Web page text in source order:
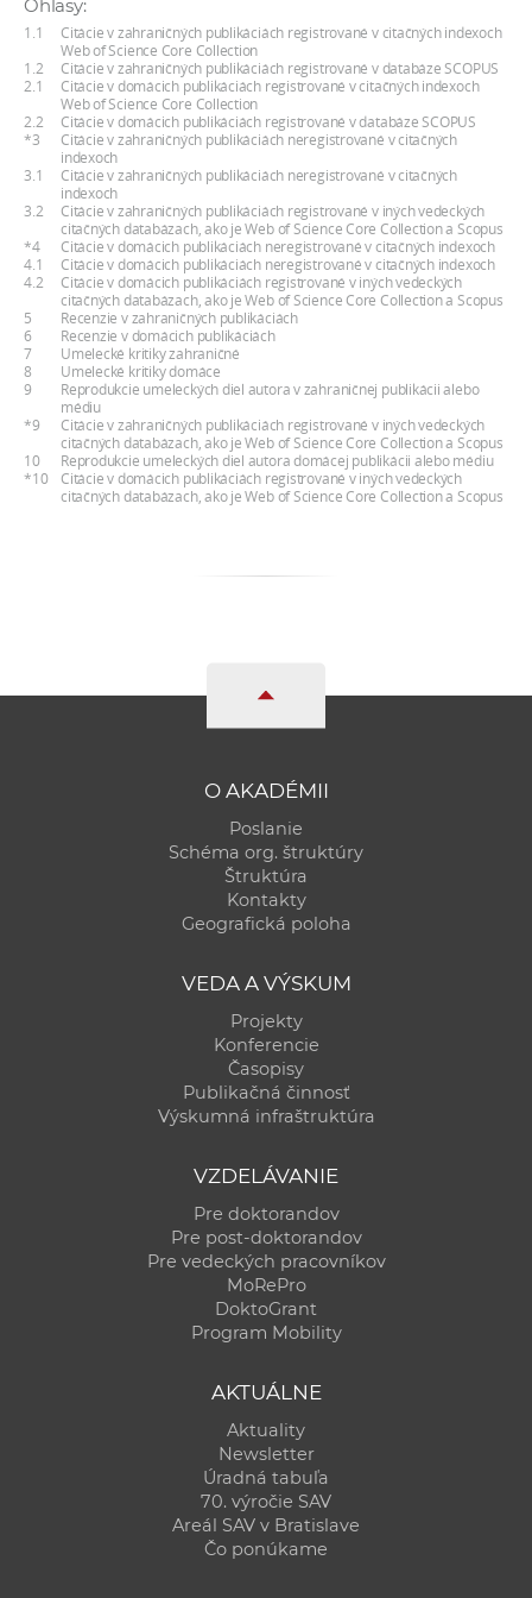
o
n
o
c
h
Ohlasy:
1.1
Citácie v zahraničných publikáciách registrované v citačných indexoch
Web of Science Core Collection
1.2
Citácie v zahraničných publikáciách registrované v databáze SCOPUS
2.1
Citácie v domácich publikáciách registrované v citačných indexoch
Web of Science Core Collection
2.2
Citácie v domácich publikáciách registrované v databáze SCOPUS
*3
Citácie v zahraničných publikáciách neregistrované v citačných
indexoch
3.1
Citácie v zahraničných publikáciách neregistrované v citačných
indexoch
3.2
Citácie v zahraničných publikáciách registrované v iných vedeckých
citačných databázach, ako je Web of Science Core Collection a Scopus
*4
Citácie v domácich publikáciách neregistrované v citačných indexoch
4.1
Citácie v domácich publikáciách neregistrované v citačných indexoch
4.2
Citácie v domácich publikáciách registrované v iných vedeckých
citačných databázach, ako je Web of Science Core Collection a Scopus
5
Recenzie v zahraničných publikáciách
6
Recenzie v domácich publikáciách
7
Umelecké kritiky zahraničné
8
Umelecké kritiky domáce
9
Reprodukcie umeleckých diel autora v zahraničnej publikácii alebo
médiu
*9
Citácie v zahraničných publikáciách registrované v iných vedeckých
citačných databázach, ako je Web of Science Core Collection a Scopus
10
Reprodukcie umeleckých diel autora domácej publikácii alebo médiu
*10
Citácie v domácich publikáciách registrované v iných vedeckých
citačných databázach, ako je Web of Science Core Collection a Scopus
O AKADÉMII
Poslanie
Schéma org. štruktúry
Štruktúra
Kontakty
Geografická poloha
VEDA A VÝSKUM
Projekty
Konferencie
Časopisy
Publikačná činnosť
Výskumná infraštruktúra
VZDELÁVANIE
Pre doktorandov
Pre post-doktorandov
Pre vedeckých pracovníkov
MoRePro
DoktoGrant
Program Mobility
AKTUÁLNE
Aktuality
Newsletter
Úradná tabuľa
70. výročie SAV
Areál SAV v Bratislave
Čo ponúkame